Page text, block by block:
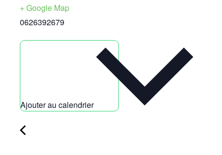
+ Google Map
0626392679
Ajouter au calendrier